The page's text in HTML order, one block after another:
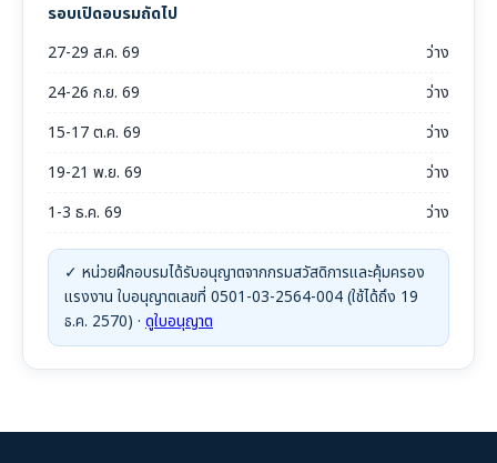
รอบเปิดอบรมถัดไป
27-29 ส.ค. 69
ว่าง
24-26 ก.ย. 69
ว่าง
15-17 ต.ค. 69
ว่าง
19-21 พ.ย. 69
ว่าง
1-3 ธ.ค. 69
ว่าง
✓ หน่วยฝึกอบรมได้รับอนุญาตจากกรมสวัสดิการและคุ้มครอง
แรงงาน ใบอนุญาตเลขที่ 0501-03-2564-004 (ใช้ได้ถึง 19
ธ.ค. 2570) · ดูใบอนุญาต